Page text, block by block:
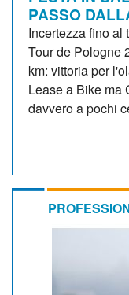
PASSO
Incertezza fino al
Tour de Pologne
km: vittoria per
Lease a Bike ma
davvero a pochi